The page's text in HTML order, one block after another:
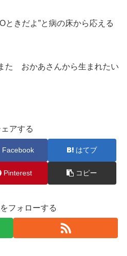
ときだよ”と病の床から応える
おかあさんから生まれたい
ェアする
Facebook はてブ
Pinterest コピー
フォローする